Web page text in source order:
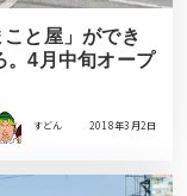
と屋」ができ
。4月中旬オープ
すどん 2018年3月2日